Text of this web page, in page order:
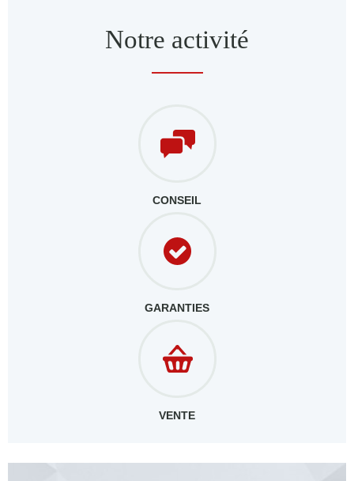
Notre activité
CONSEIL
GARANTIES
VENTE